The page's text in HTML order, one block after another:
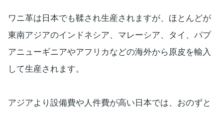
ワニ革は日本でも鞣され生産されますが、ほとんどが
東南アジアのインドネシア、マレーシア、タイ、パプ
アニューギニアやアフリカなどの海外から原皮を輸入
して生産されます。
アジアより設備費や人件費が高い日本では、おのずと